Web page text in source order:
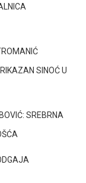
SINOĆ U
SREBRNA